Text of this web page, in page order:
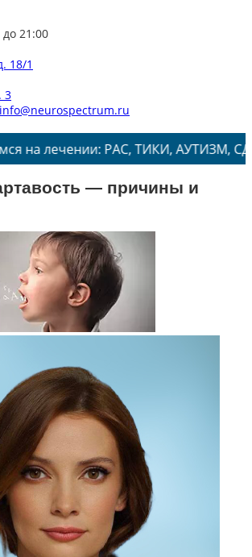
21:00
18/1
3
info@neurospectrum.ru
РАС, ТИКИ, АУТИЗМ, СДВГ, ЗПРР,
— причины и